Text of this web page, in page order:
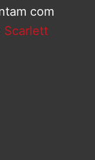
com
Scarlett